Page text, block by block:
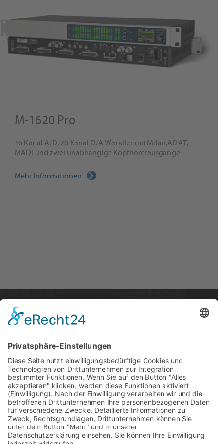
M-1620 Pro
16 Kanal A/D, 20 Kanal D/A Wandler mit Milan,ADAT,
MADI und zwei unabhängige Kopfhörerausgänge
Mehr Informationen
STARTSEITE
News
Artists
Unternehmen
Produktvergleich
PRODUKTE
PCI / PCI Express
Interfaces
Wandler
MADI
Mic Preamps
RME Zubehör
Software
Distributoren
RME Forum
Knowledge Base
Media Material
Ehemalige